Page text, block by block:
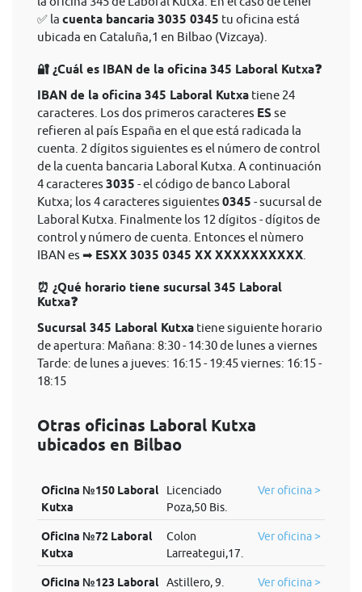
✅ la cuenta bancaria 3035 0345 tu oficina está
ubicada en Cataluña,1 en Bilbao (Vizcaya).
🔐 ¿Cuál es IBAN de la oficina 345 Laboral Kutxa❓
IBAN de la oficina 345 Laboral Kutxa tiene 24
caracteres. Los dos primeros caracteres ES se
refieren al país España en el que está radicada la
cuenta. 2 dígitos siguientes es el número de control
de la cuenta bancaria Laboral Kutxa. A continuación
4 caracteres 3035 - el código de banco Laboral
Kutxa; los 4 caracteres siguientes 0345 - sucursal de
Laboral Kutxa. Finalmente los 12 dígitos - dígitos de
control y número de cuenta. Entonces el nùmero
IBAN es ➡ ESXX 3035 0345 XX XXXXXXXXXX
⏰ ¿Qué horario tiene sucursal 345 Laboral
Kutxa❓
Sucursal 345 Laboral Kutxa tiene siguiente horario
de apertura: Mañana: 8:30 - 14:30 de lunes a viernes
Tarde: de lunes a jueves: 16:15 - 19:45 viernes: 16:15 -
18:15
Otras oficinas Laboral Kutxa
ubicados en Bilbao
Oficina №150 Laboral
Kutxa
Licenciado
Poza,50 Bis.
Ver oficina >
Oficina №72 Laboral
Kutxa
Colon
Larreategui,17.
Ver oficina >
Oficina №123 Laboral
Astillero, 9. Ver oficina >